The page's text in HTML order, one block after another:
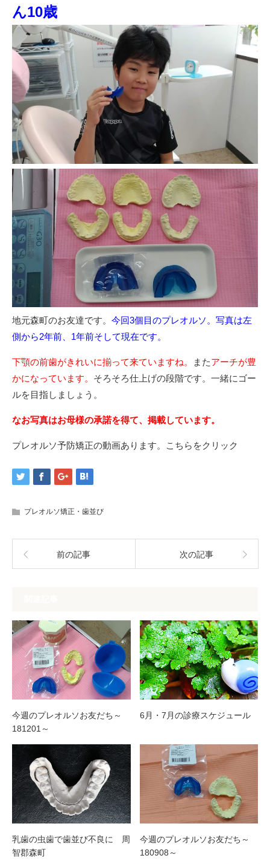
ん10歳
地元森町のお友達です。 今回3個目のプレオルソ。写真は左
側から2年前、1年前そして現在です。
下顎の前歯がきれいに揃って来ていますね。 またアーチが豊
かになっています。 そろそろ仕上げの段階です。一緒にゴー
ルを目指しましょう。
なお写真はお母様の承諾を得て、掲載しています。
プレオルソ予防矯正の動画あります。 こちらをクリック
プレオルソ矯正・歯並び
前の記事 次の記事
今週のプレオルソお友だち～
181201～
6月・7月の診療スケジュール
乳歯の虫歯で歯並び不良に 周
智郡森町
今週のプレオルソお友だち～
180908～